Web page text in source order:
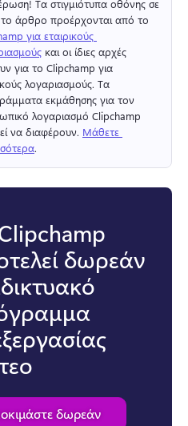
Τα στιγμιότυπα οθόνης σε
για εταιρικούς
και οι ίδιες αρχές
για το Clipchamp για
λογαριασμούς. Τα
εκμάθησης για τον
λογαριασμό Clipchamp
να διαφέρουν. Μάθετε
.
δωρεάν
δωρεάν